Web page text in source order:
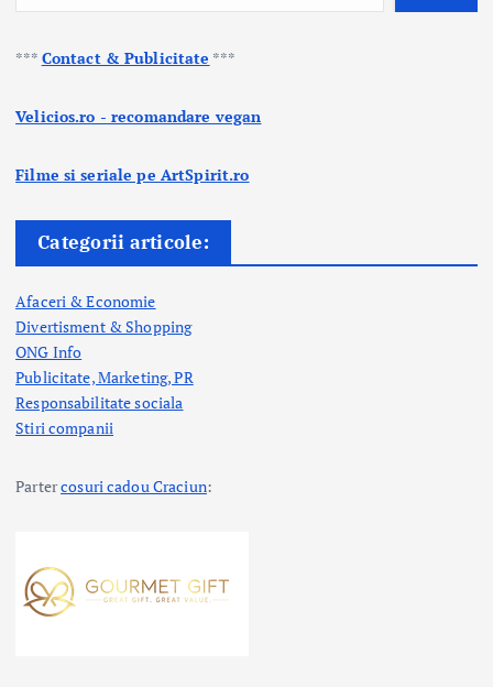
*** Contact & Publicitate ***
Velicios.ro - recomandare vegan
Filme si seriale pe ArtSpirit.ro
Categorii articole:
Afaceri & Economie
Divertisment & Shopping
ONG Info
Publicitate, Marketing, PR
Responsabilitate sociala
Stiri companii
Partercosuri cadou Craciun: